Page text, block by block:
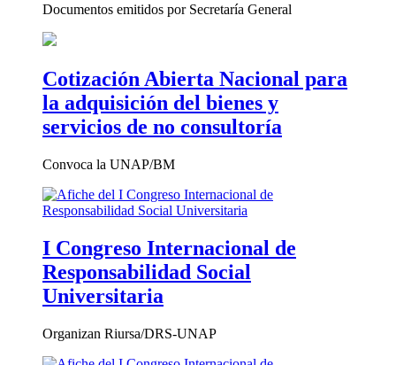
Documentos emitidos por Secretaría General
Cotización Abierta Nacional para
la adquisición del bienes y
servicios de no consultoría
Convoca la UNAP/BM
I Congreso Internacional de
Responsabilidad Social
Universitaria
Organizan Riursa/DRS-UNAP